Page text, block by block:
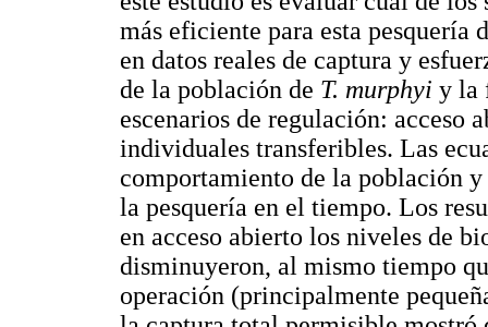
más eficiente para esta pesquería
en datos reales de captura y
de la población de T. murphyi y la
escenarios de regulación: acceso
individuales transferibles. Las
comportamiento de la población
la pesquería en el tiempo. Los
en acceso abierto los niveles de
disminuyeron, al mismo tiempo
operación (principalmente